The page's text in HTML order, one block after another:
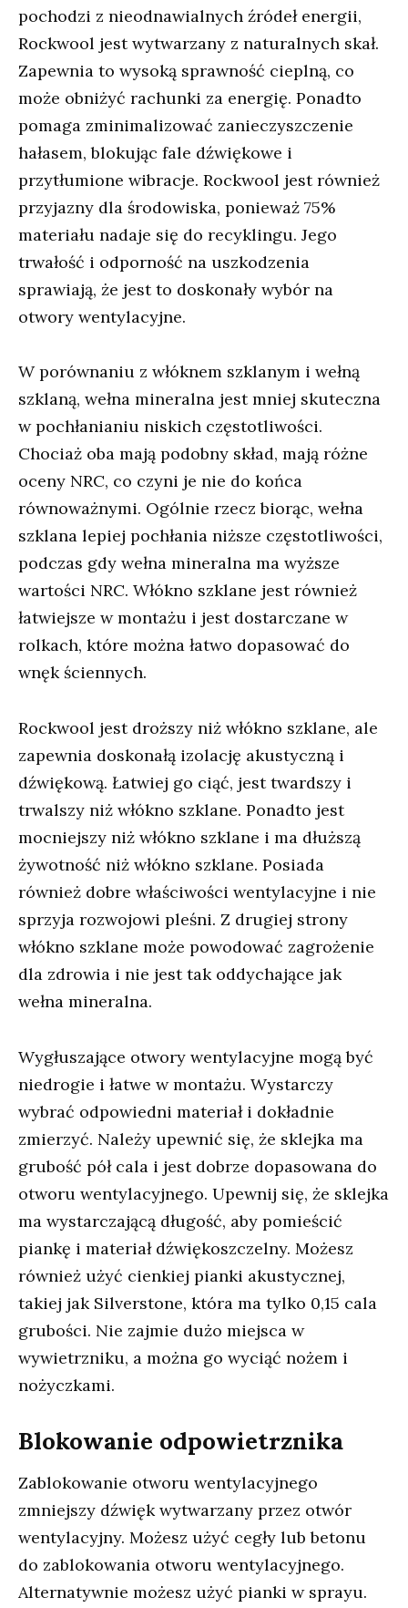
pochodzi z nieodnawialnych źródeł energii,
Rockwool jest wytwarzany z naturalnych skał.
Zapewnia to wysoką sprawność cieplną, co
może obniżyć rachunki za energię. Ponadto
pomaga zminimalizować zanieczyszczenie
hałasem, blokując fale dźwiękowe i
przytłumione wibracje. Rockwool jest również
przyjazny dla środowiska, ponieważ 75%
materiału nadaje się do recyklingu. Jego
trwałość i odporność na uszkodzenia
sprawiają, że jest to doskonały wybór na
otwory wentylacyjne.
W porównaniu z włóknem szklanym i wełną
szklaną, wełna mineralna jest mniej skuteczna
w pochłanianiu niskich częstotliwości.
Chociaż oba mają podobny skład, mają różne
oceny NRC, co czyni je nie do końca
równoważnymi. Ogólnie rzecz biorąc, wełna
szklana lepiej pochłania niższe częstotliwości,
podczas gdy wełna mineralna ma wyższe
wartości NRC. Włókno szklane jest również
łatwiejsze w montażu i jest dostarczane w
rolkach, które można łatwo dopasować do
wnęk ściennych.
Rockwool jest droższy niż włókno szklane, ale
zapewnia doskonałą izolację akustyczną i
dźwiękową. Łatwiej go ciąć, jest twardszy i
trwalszy niż włókno szklane. Ponadto jest
mocniejszy niż włókno szklane i ma dłuższą
żywotność niż włókno szklane. Posiada
również dobre właściwości wentylacyjne i nie
sprzyja rozwojowi pleśni. Z drugiej strony
włókno szklane może powodować zagrożenie
dla zdrowia i nie jest tak oddychające jak
wełna mineralna.
Wygłuszające otwory wentylacyjne mogą być
niedrogie i łatwe w montażu. Wystarczy
wybrać odpowiedni materiał i dokładnie
zmierzyć. Należy upewnić się, że sklejka ma
grubość pół cala i jest dobrze dopasowana do
otworu wentylacyjnego. Upewnij się, że sklejka
ma wystarczającą długość, aby pomieścić
piankę i materiał dźwiękoszczelny. Możesz
również użyć cienkiej pianki akustycznej,
takiej jak Silverstone, która ma tylko 0,15 cala
grubości. Nie zajmie dużo miejsca w
wywietrzniku, a można go wyciąć nożem i
nożyczkami.
Blokowanie odpowietrznika
Zablokowanie otworu wentylacyjnego
zmniejszy dźwięk wytwarzany przez otwór
wentylacyjny. Możesz użyć cegły lub betonu
do zablokowania otworu wentylacyjnego.
Alternatywnie możesz użyć pianki w sprayu.